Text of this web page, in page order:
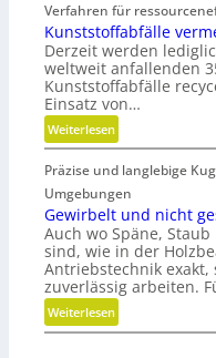
s
c
h
e
r
B
e
d
e
n
k
n
a
u
f
s
t
e
n
l
o
s
M
V
O
-
C
e
Verfahren für
Kunststoffabfälle
Derzeit werden
weltweit anfallenden
Kunststoffabfälle
Einsatz von…
Weiterlesen:
K
u
n
s
t
s
t
o
f
f
Präzise und langlebige
Umgebungen
Gewirbelt und nicht
Auch wo Späne,
sind, wie in der
Antriebstechnik
zuverlässig arbeiten.
Weiterlesen:
G